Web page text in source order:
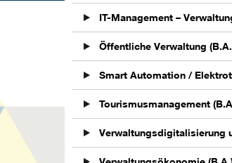
IT-Management –
Öffentliche Verwaltung
Smart Automation /
Tourismusmanagement
Verwaltungsdigitalisierung